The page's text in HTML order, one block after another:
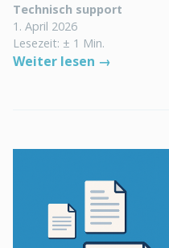
Technisch support
1. April 2026
Lesezeit: ± 1 Min.
Weiter lesen →